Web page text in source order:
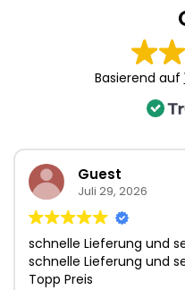
Basierend auf
Guest
Juli 29, 2026
schnelle Lieferung und
schnelle Lieferung und
Topp Preis